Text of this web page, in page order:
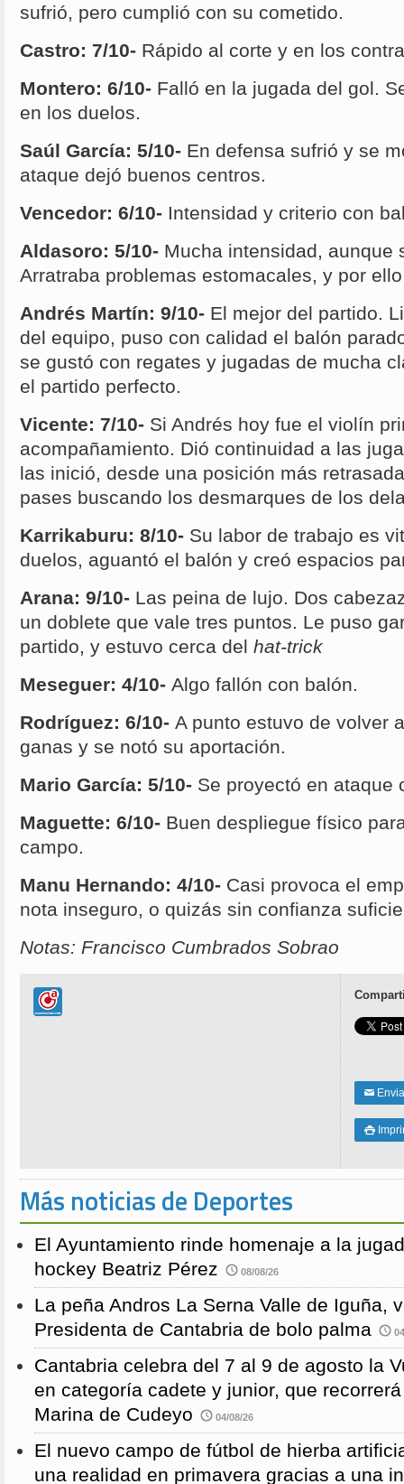
sufrió, pero cumplió con su cometido.
Castro: 7/10- Rápido al corte y en los
Montero: 6/10- Falló en la jugada del gol.
en los duelos.
Saúl García: 5/10- En defensa sufrió y se
ataque dejó buenos centros.
Vencedor: 6/10- Intensidad y criterio con
Aldasoro: 5/10- Mucha intensidad, aunque
Arratraba problemas estomacales, y por
Andrés Martín: 9/10- El mejor del partido.
del equipo, puso con calidad el balón
se gustó con regates y jugadas de mucha
el partido perfecto.
Vicente: 7/10- Si Andrés hoy fue el violín
acompañamiento. Dió continuidad a las
las inició, desde una posición más
pases buscando los desmarques de los
Karrikaburu: 8/10- Su labor de trabajo es
duelos, aguantó el balón y creó espacios
Arana: 9/10- Las peina de lujo. Dos
un doblete que vale tres puntos. Le puso
partido, y estuvo cerca del hat-trick
Meseguer: 4/10- Algo fallón con balón.
Rodríguez: 6/10- A punto estuvo de volver
ganas y se notó su aportación.
Mario García: 5/10- Se proyectó en ataque
Maguette: 6/10- Buen despliegue físico
campo.
Manu Hernando: 4/10- Casi provoca el
nota inseguro, o quizás sin confianza
Notas: Francisco Cumbrados Sobrao
✉

Más noticias de Deportes
El Ayuntamiento rinde homenaje a la
hockey Beatriz Pérez
08/08/26
La peña Andros La Serna Valle de Iguña,
Presidenta de Cantabria de bolo palma
Cantabria celebra del 7 al 9 de agosto la
en categoría cadete y junior, que
Marina de Cudeyo
04/08/26
El nuevo campo de fútbol de hierba
una realidad en primavera gracias a una